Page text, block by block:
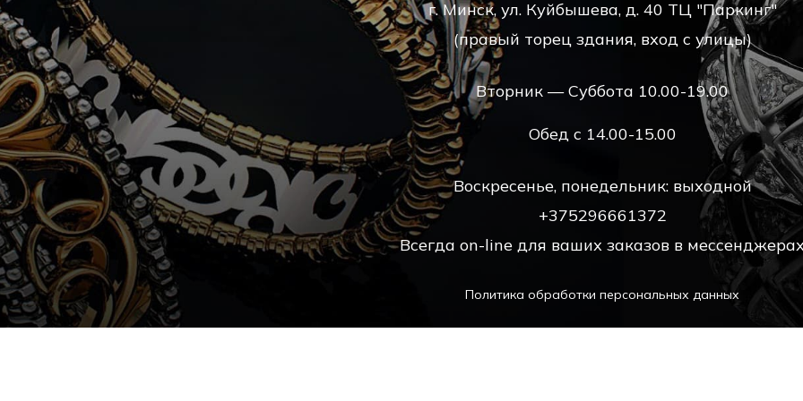
г. Минск, ул. Куйбышева, д. 40 ТЦ "Паркинг"
(правый торец здания, вход с улицы)
Вторник — Суббота 10.00-19.00
Обед с 14.00-15.00
Воскресенье, понедельник: выходной
+375296661372
Всегда on-line для ваших заказов в
Политика обработки персональных данных